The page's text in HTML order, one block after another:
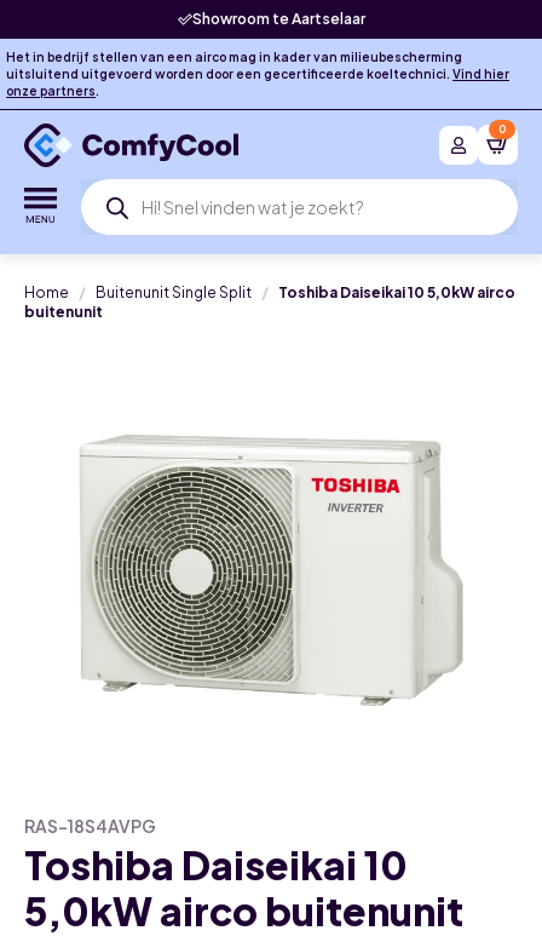
Showroom te Aartselaar
Het in bedrijf stellen van een airco mag in kader van milieubescherming
uitsluitend uitgevoerd worden door een gecertificeerde koeltechnici. Vind hier
onze partners.
Producten
zoeken
0
Home Buitenunit Single Split
Toshiba Daiseikai 10 5,0kW airco
buitenunit
RAS-18S4AVPG
Toshiba Daiseikai 10
5,0kW airco buitenunit